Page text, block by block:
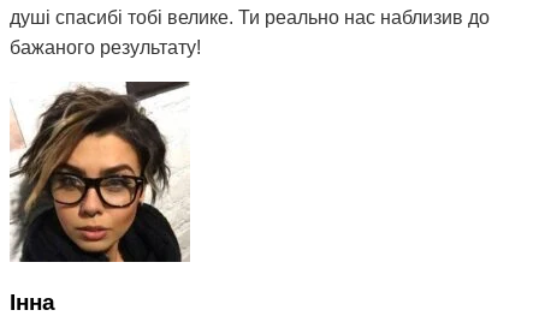
душі спасибі тобі велике. Ти реально нас наблизив до
бажаного результату!
Інна